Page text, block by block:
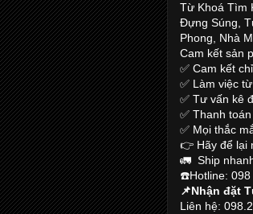
Từ Khoá Tìm
Đựng Súng,
Phong, Nhà
Cam kết sản
✅ Cam kết
✅ Làm việc
✅ Tư vấn kê
✅ Thanh
✅ Mọi thắc
👉 Hãy để lại
🚛 Ship
☎️Hotline: 098
📌Nhận đặt
Liên hệ: